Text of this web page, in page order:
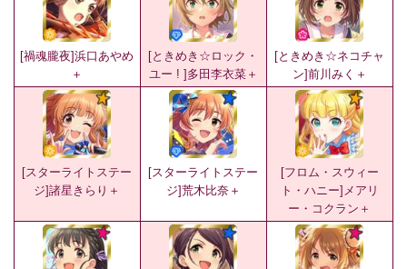
[禍魂朧夜]浜口あやめ
＋
[ときめき☆ロック・
ユー ! ]多田李衣菜＋
[ときめき☆ネコチャ
ン]前川みく＋
[スターライトステー
ジ]諸星きらり＋
[スターライトステー
ジ]荒木比奈＋
[フロム・スウィー
ト・ハニー]メアリ
ー・コクラン＋